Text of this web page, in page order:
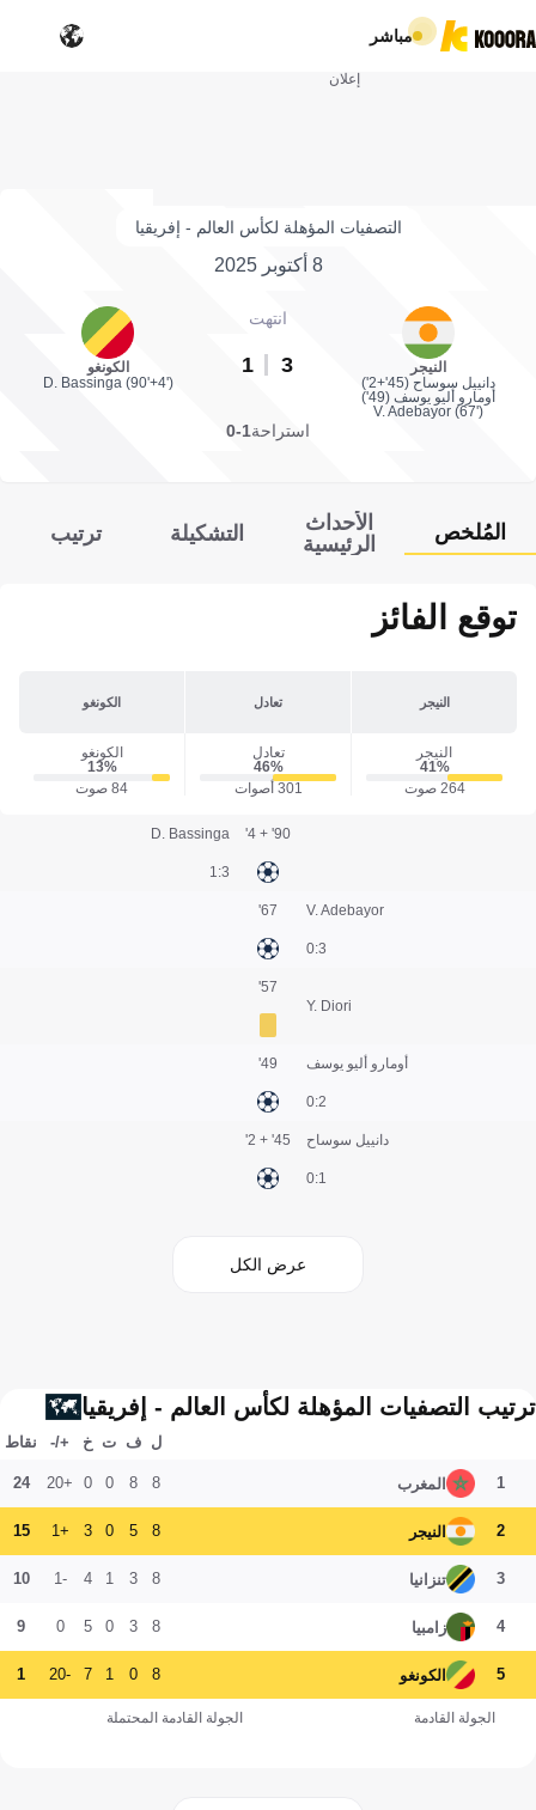
مباشر
إعلان
التصفيات المؤهلة لكأس العالم - إفريقيا
8 أكتوبر 2025
النيجر
دانييل سوساح (45'+2')
أومارو أليو يوسف (49')
V. Adebayor (67')
انتهت
3
1
الكونغو
D. Bassinga (90'+4')
استراحة1-0
المُلخص
الأحداث
الرئيسية
التشكيلة ترتيب
توقع الفائز
النيجر تعادل الكونغو
النيجر
41‎%‎
264 صوت
تعادل
46‎%‎
301 أصوات
الكونغو
13‎%‎
84 صوت
D. Bassinga
3:1
90' + 4'
V. Adebayor
3:0
67'
Y. Diori
57'
أومارو أليو يوسف
2:0
49'
دانييل سوساح
1:0
45' + 2'
عرض الكل
ترتيب التصفيات المؤهلة لكأس العالم - إفريقيا
ل ف ت خ +/- نقاط
1 المغرب 8
8
0
0
+20
24
2 النيجر 8
5
0
3
+1
15
3 تنزانيا 8
3
1
4
-1
10
4 زامبيا 8
3
0
5
0
9
5 الكونغو 8
0
1
7
-20
1
الجولة القادمة الجولة القادمة المحتملة